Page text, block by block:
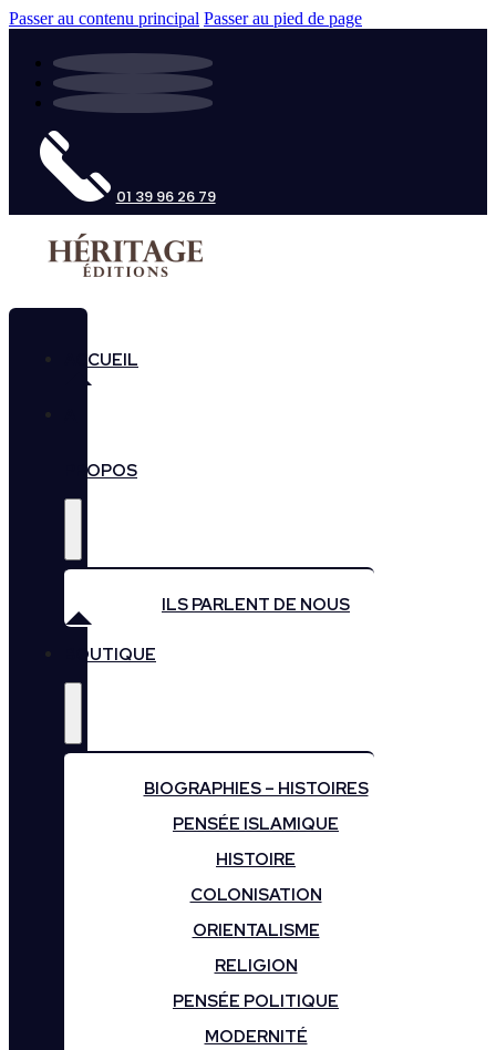
Passer au contenu principal Passer au pied de page
01 39 96 26 79
ACCUEIL
PROPOS
ILS PARLENT DE NOUS
BOUTIQUE
BIOGRAPHIES – HISTOIRES
PENSÉE ISLAMIQUE
HISTOIRE
COLONISATION
ORIENTALISME
RELIGION
PENSÉE POLITIQUE
MODERNITÉ